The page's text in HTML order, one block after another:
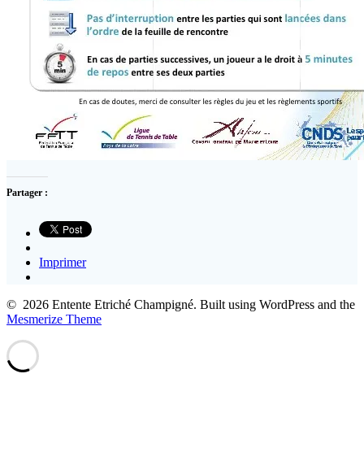
Partager :
Imprimer
© 2026 Entente Etriché Champigné. Built using WordPress and the
Mesmerize Theme